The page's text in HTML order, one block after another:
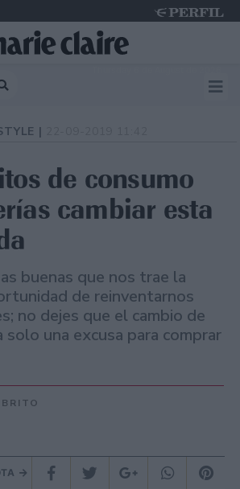
|
de consumo
cambiar esta
buenas que nos trae la
de reinventarnos
no dejes que el cambio de
solo una excusa para comprar